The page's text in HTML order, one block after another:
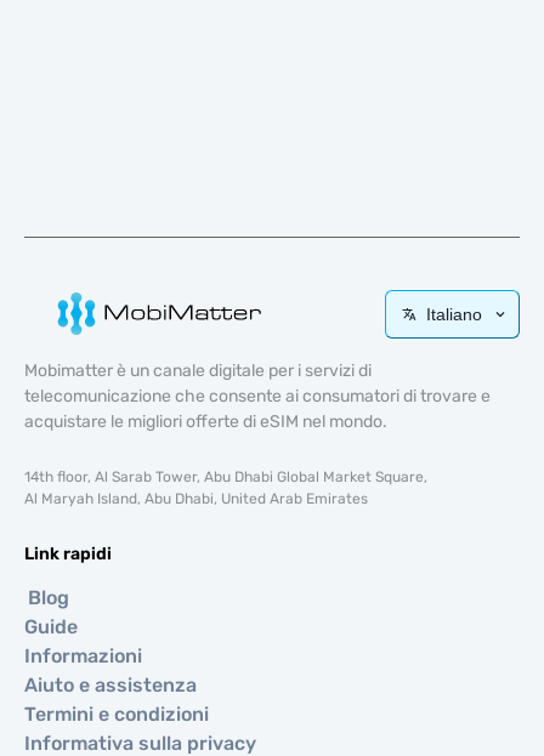
Italiano
Mobimatter è un canale digitale per i servizi di
telecomunicazione che consente ai consumatori di trovare e
acquistare le migliori offerte di eSIM nel mondo.
14th floor, Al Sarab Tower, Abu Dhabi Global Market Square,
Al Maryah Island, Abu Dhabi, United Arab Emirates
Link rapidi
Blog
Guide
Informazioni
Aiuto e assistenza
Termini e condizioni
Informativa sulla privacy